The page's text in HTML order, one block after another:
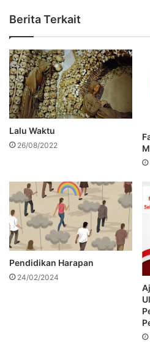
Berita Terkait
Lalu Waktu
26/08/2022
Pendidikan Harapan
24/02/2024